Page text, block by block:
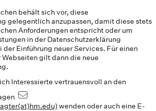
behält sich vor, diese
gelegentlich anzupassen, damit diese stets
Anforderungen entspricht oder um
in der Datenschutzerklärung
der Einführung neuer Services. Für einen
gilt dann die neue
Interessierte vertrauensvoll an den
wenden oder auch eine E-